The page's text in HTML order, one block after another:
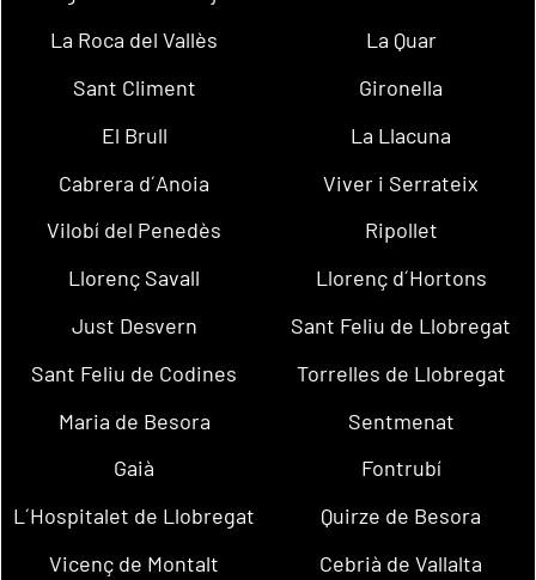
La Roca del Vallès
La Quar
Sant Climent
Gironella
El Brull
La Llacuna
Cabrera d´Anoia
Viver i Serrateix
Vilobí del Penedès
Ripollet
Llorenç Savall
Llorenç d´Hortons
Just Desvern
Sant Feliu de Llobregat
Sant Feliu de Codines
Torrelles de Llobregat
Maria de Besora
Sentmenat
Gaià
Fontrubí
L´Hospitalet de Llobregat
Quirze de Besora
Vicenç de Montalt
Cebrià de Vallalta